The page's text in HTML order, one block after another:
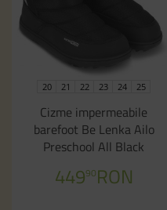
20 21 22 23 24 25
Cizme impermeabile
barefoot Be Lenka Ailo
Preschool All Black
44990RON